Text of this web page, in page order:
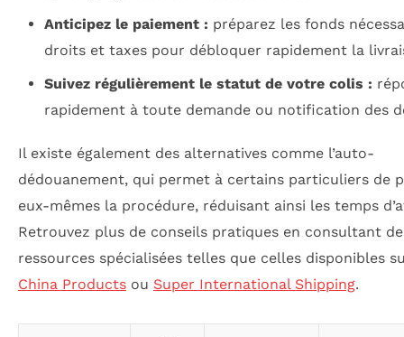
Anticipez le paiement : préparez les fonds
droits et taxes pour débloquer rapidement la
Suivez régulièrement le statut de votre colis :
rapidement à toute demande ou notification des
Il existe également des alternatives comme l’auto-
dédouanement, qui permet à certains particuliers de
eux-mêmes la procédure, réduisant ainsi les temps
Retrouvez plus de conseils pratiques en consultant
ressources spécialisées telles que celles disponibles
China Products ou Super International Shipping.